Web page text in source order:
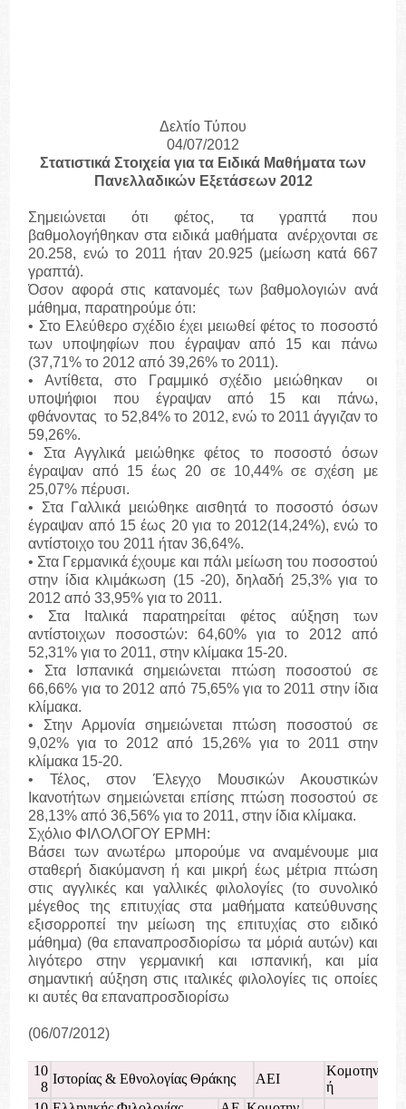
Δελτίο Τύπου
04/07/2012
Στατιστικά Στοιχεία για τα Ειδικά Μαθήματα των
Πανελλαδικών Εξετάσεων 2012
Σημειώνεται ότι φέτος, τα γραπτά που
βαθμολογήθηκαν στα ειδικά μαθήματα ανέρχονται σε
20.258, ενώ το 2011 ήταν 20.925 (μείωση κατά 667
γραπτά).
Όσον αφορά στις κατανομές των βαθμολογιών ανά
μάθημα, παρατηρούμε ότι:
• Στο Ελεύθερο σχέδιο έχει μειωθεί φέτος το ποσοστό
των υποψηφίων που έγραψαν από 15 και πάνω
(37,71% το 2012 από 39,26% το 2011).
• Αντίθετα, στο Γραμμικό σχέδιο μειώθηκαν οι
υποψήφιοι που έγραψαν από 15 και πάνω,
φθάνοντας το 52,84% το 2012, ενώ το 2011 άγγιζαν το
59,26%.
• Στα Αγγλικά μειώθηκε φέτος το ποσοστό όσων
έγραψαν από 15 έως 20 σε 10,44% σε σχέση με
25,07% πέρυσι.
• Στα Γαλλικά μειώθηκε αισθητά το ποσοστό όσων
έγραψαν από 15 έως 20 για το 2012(14,24%), ενώ το
αντίστοιχο του 2011 ήταν 36,64%.
• Στα Γερμανικά έχουμε και πάλι μείωση του ποσοστού
στην ίδια κλιμάκωση (15 -20), δηλαδή 25,3% για το
2012 από 33,95% για το 2011.
• Στα Ιταλικά παρατηρείται φέτος αύξηση των
αντίστοιχων ποσοστών: 64,60% για το 2012 από
52,31% για το 2011, στην κλίμακα 15-20.
• Στα Ισπανικά σημειώνεται πτώση ποσοστού σε
66,66% για το 2012 από 75,65% για το 2011 στην ίδια
κλίμακα.
• Στην Αρμονία σημειώνεται πτώση ποσοστού σε
9,02% για το 2012 από 15,26% για το 2011 στην
κλίμακα 15-20.
• Τέλος, στον Έλεγχο Μουσικών Ακουστικών
Ικανοτήτων σημειώνεται επίσης πτώση ποσοστού σε
28,13% από 36,56% για το 2011, στην ίδια κλίμακα.
Σχόλιο ΦΙΛΟΛΟΓΟΥ ΕΡΜΗ:
Βάσει των ανωτέρω μπορούμε να αναμένουμε μια
σταθερή διακύμανση ή και μικρή έως μέτρια πτώση
στις αγγλικές και γαλλικές φιλολογίες (το συνολικό
μέγεθος της επιτυχίας στα μαθήματα κατεύθυνσης
εξισορροπεί την μείωση της επιτυχίας στο ειδικό
μάθημα) (θα επαναπροσδιορίσω τα μόριά αυτών) και
λιγότερο στην γερμανική και ισπανική, και μία
σημαντική αύξηση στις ιταλικές φιλολογίες τις οποίες
κι αυτές θα επαναπροσδιορίσω
(06/07/2012)
10
8
Ιστορίας & Εθνολογίας Θράκης ΑΕΙ
Κομοτην
ή